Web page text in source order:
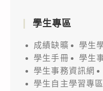
學生專區
成績缺曠
學生
學生手冊
學生
學生事務資訊網
學生自主學習專區